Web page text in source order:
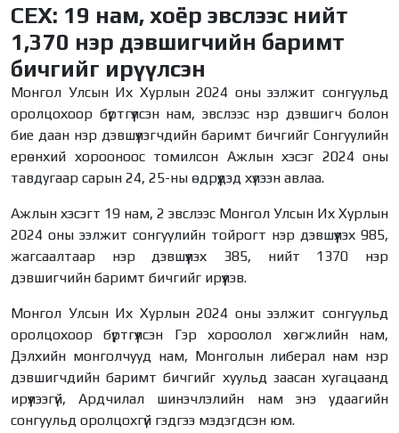
СЕХ: 19 нам, хоёр эвслээс нийт
1,370 нэр дэвшигчийн баримт
бичгийг ирүүлсэн
Монгол Улсын Их Хурлын 2024 оны ээлжит сонгуульд
оролцохоор бүртгүүлсэн нам, эвслээс нэр дэвшигч болон
бие даан нэр дэвшүүлэгчдийн баримт бичгийг Сонгуулийн
ерөнхий хорооноос томилсон Ажлын хэсэг 2024 оны
тавдугаар сарын 24, 25-ны өдрүүдэд хүлээн авлаа.
Ажлын хэсэгт 19 нам, 2 эвслээс Монгол Улсын Их Хурлын
2024 оны ээлжит сонгуулийн тойрогт нэр дэвшүүлэх 985,
жагсаалтаар нэр дэвшүүлэх 385, нийт 1370 нэр
дэвшигчийн баримт бичгийг ирүүлэв.
Монгол Улсын Их Хурлын 2024 оны ээлжит сонгуульд
оролцохоор бүртгүүлсэн Гэр хороолол хөгжлийн нам,
Дэлхийн монголчууд нам, Монголын либерал нам нэр
дэвшигчдийн баримт бичгийг хуульд заасан хугацаанд
ирүүлээгүй, Ардчилал шинэчлэлийн нам энэ удаагийн
сонгуульд оролцохгүй гэдгээ мэдэгдсэн юм.